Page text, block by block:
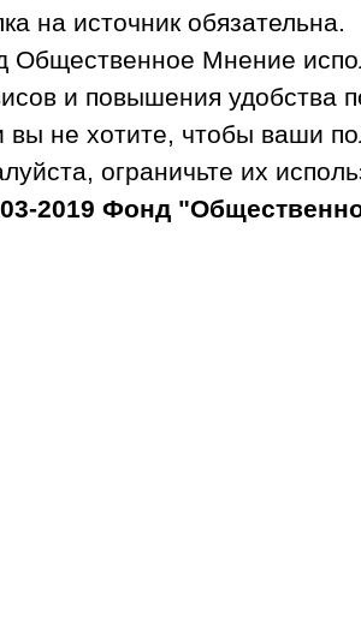
на источник обязательна.
Общественное Мнение
и повышения удобства
вы не хотите, чтобы ваши
ограничьте их
2019 Фонд